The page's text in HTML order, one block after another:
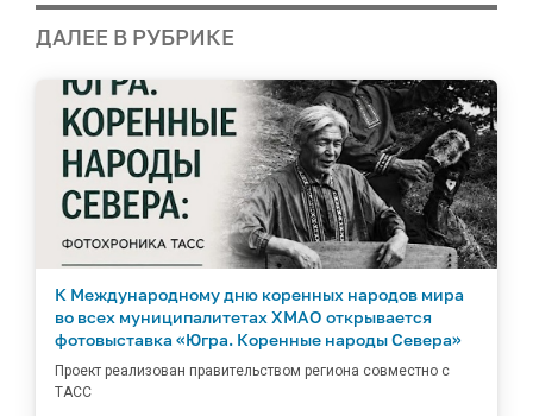
ДАЛЕЕ В РУБРИКЕ
К Международному дню коренных народов мира
во всех муниципалитетах ХМАО открывается
фотовыставка «Югра. Коренные народы Севера»
Проект реализован правительством региона совместно с
ТАСС